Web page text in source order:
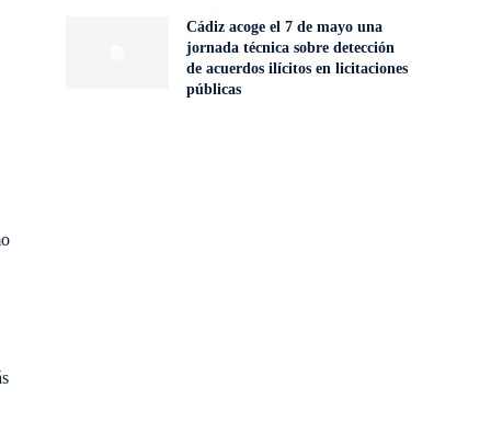
Cádiz acoge el 7 de mayo una
jornada técnica sobre detección
de acuerdos ilícitos en licitaciones
públicas